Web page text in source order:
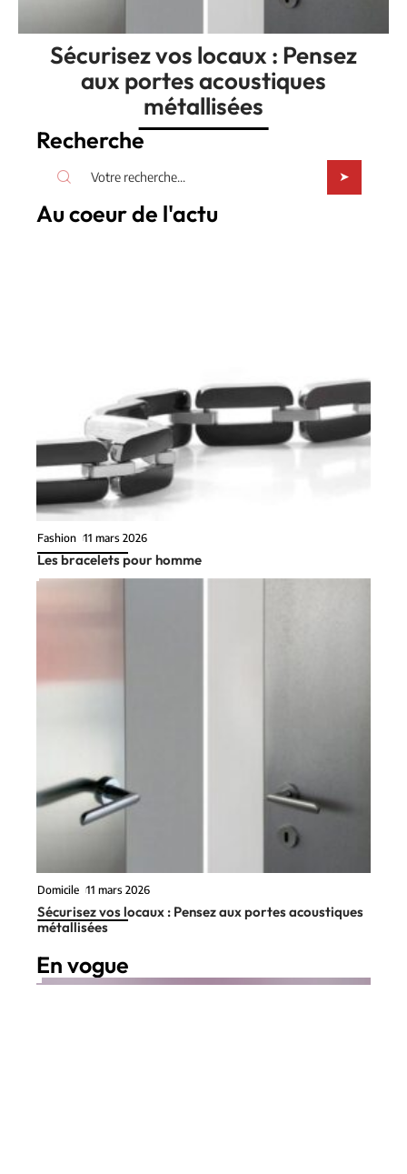
Sécurisez vos locaux : Pensez
aux portes acoustiques
métallisées
Recherche
Au coeur de l'actu
Fashion 11 mars 2026
Les bracelets pour homme
Domicile 11 mars 2026
Sécurisez vos locaux : Pensez aux portes acoustiques
métallisées
En vogue